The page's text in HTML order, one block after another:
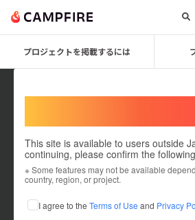
プロジェクトを掲載するには
This site is available to users outside
continuing, please confirm the
※ Some features may not be available
country, region, or project.
I agree to the Terms of Use and Privacy
saayatakeuchi
これまでに1件のプロジェクトを投稿して